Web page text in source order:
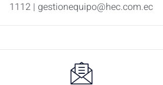
1112 | gestionequipo@hec.com.ec